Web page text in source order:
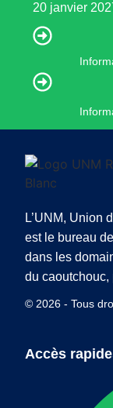
20 janvier
L’UNM, Union
est le bureau
dans les
du caoutchouc,
© 2026 - Tous
Accès